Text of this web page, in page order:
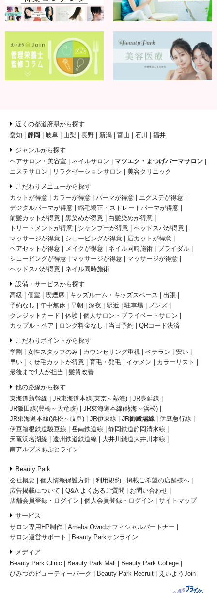
近くの都道府県から探す
愛知
静岡 岐阜 山梨 長野 新潟 富山 石川 福井
ジャンルから探す
ヘアサロン・美容室
ネイルサロン
マツエク・まつげパーマサロン
エステサロン
リラクゼーションサロン 美容クリニック
こだわりメニューから探す
カットが得意
カラーが得意 パーマが得意
エクステが得意
デジタルパーマが得意
縮毛矯正・ストレートパーマが得意
前髪カットが得意
黒染めが得意
白髪染めが得意
トリートメントが得意
シャンプーが得意
ヘッドスパが得意
マッサージが得意
シェービングが得意
眉カットが得意
ヘアセットが得意
メイクが得意 ネイル同時施術
ブライダル
シェービングが得意
マッサージが得意
マッサージが得意
ヘッドスパが得意
ネイル同時施術
設備・サービスから探す
高級
個室 喫煙席 キッズルーム・キッズスペース
出張
予約なし
年中無休 早朝 深夜 駅近 駐車場
メンズ
クレジットカード
体験
個人サロン・プライベートサロン
カップル・ペア
ロング料金なし 当日予約 QRコード決済
こだわりポイントから探す
学割
女性スタッフのみ カウンセリング重視 ベテラン
安い
早い
くせ毛カットが得意 育毛・発毛 イケメン
カラーリスト
最後まで1人が担当
髪質改善
他の路線から探す
東海道新幹線
JR東海道本線(東京～熱海)
JR身延線
JR飯田線(豊橋～天竜峡)
JR東海道本線(熱海～浜松)
JR東海道本線(浜松～岐阜)
JR伊東線 JR御殿場線
伊豆急行線
伊豆箱根鉄道駿豆線
岳南鉄道線
静岡鉄道静岡清水線
天竜浜名湖線
遠州鉄道鉄道線
大井川鐵道大井川本線
南アルプスあぷとライン
Beauty Park
会社概要
個人情報保護方針 利用規約
掲載ご希望の店舗様へ
広告掲載について
Q&A よくあるご質問
お問い合わせ
店舗会員登録・ログイン
個人会員登録・ログイン サイトマップ
サービス
サロン専用HP制作
Ameba Owndオフィシャルパートナー
サロン運営サポート
Beauty Parkオンライン
メディア
Beauty Park Clinic
Beauty Park Mall
Beauty Park College
ひみつのビューティーパーク
Beauty Park Recruit えいようJoin